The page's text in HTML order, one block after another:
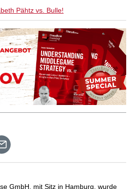
Pähtz vs. Bulle!
GmbH, mit Sitz in Hamburg, wurde